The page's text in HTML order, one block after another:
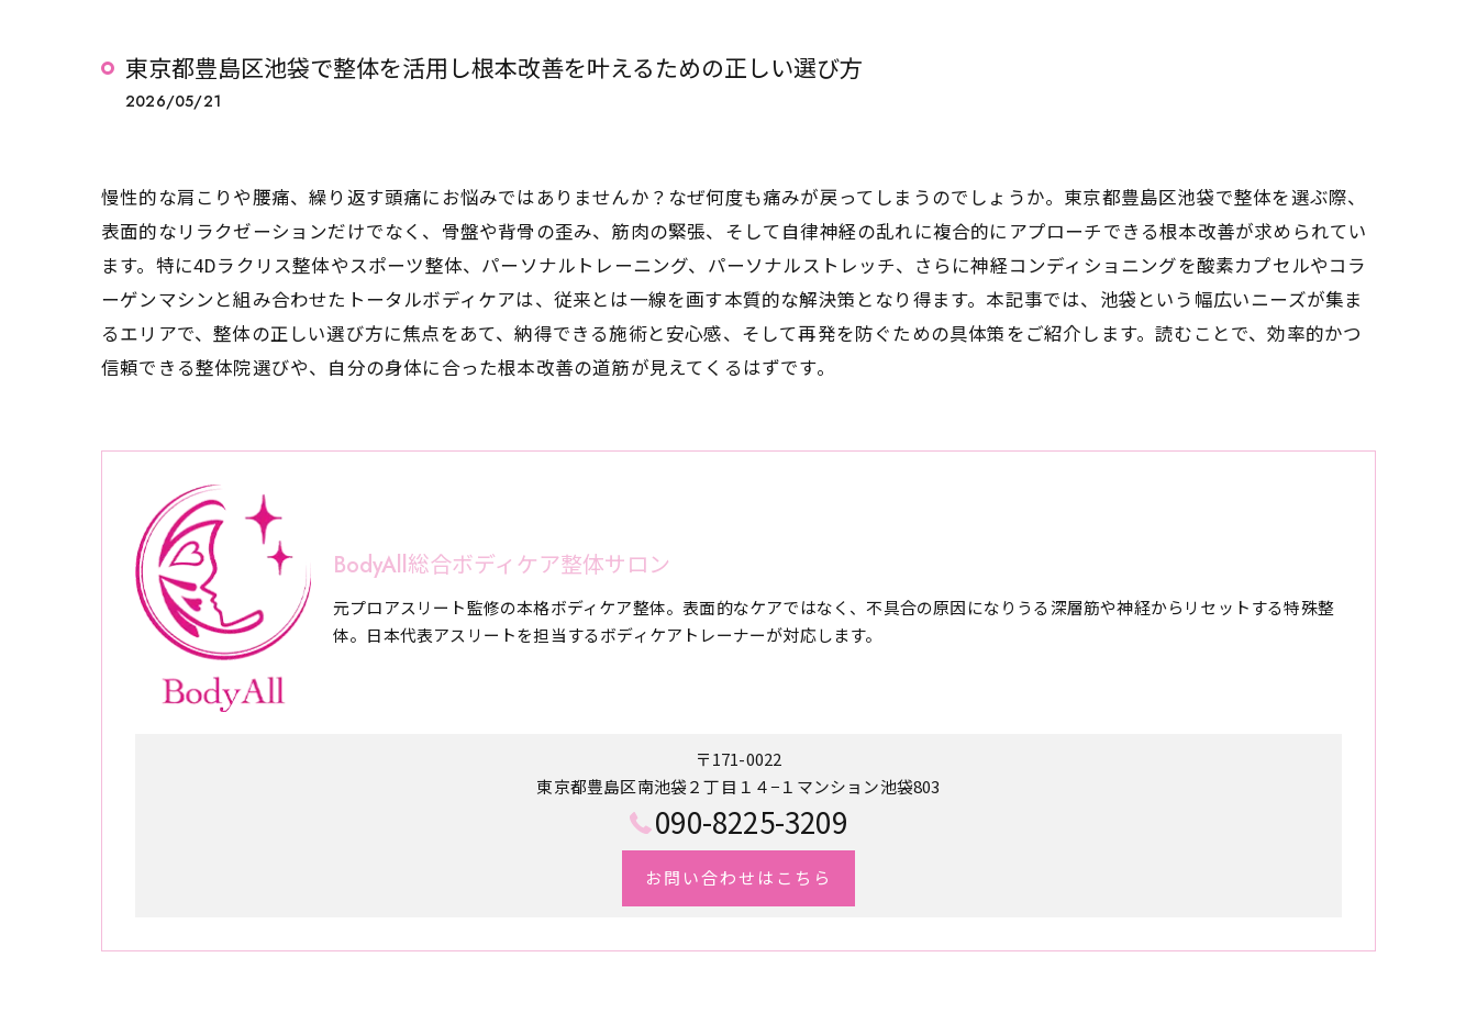
東京都豊島区池袋で整体を活用し根本改善を叶えるための正しい選び方
2026/05/21
慢性的な肩こりや腰痛、繰り返す頭痛にお悩みではありませんか？なぜ何度も痛みが戻ってしまうのでしょうか。東京都豊島区池袋で整体を選ぶ際、
表面的なリラクゼーションだけでなく、骨盤や背骨の歪み、筋肉の緊張、そして自律神経の乱れに複合的にアプローチできる根本改善が求められてい
ます。特に4Dラクリス整体やスポーツ整体、パーソナルトレーニング、パーソナルストレッチ、さらに神経コンディショニングを酸素カプセルやコラ
ーゲンマシンと組み合わせたトータルボディケアは、従来とは一線を画す本質的な解決策となり得ます。本記事では、池袋という幅広いニーズが集ま
るエリアで、整体の正しい選び方に焦点をあて、納得できる施術と安心感、そして再発を防ぐための具体策をご紹介します。読むことで、効率的かつ
信頼できる整体院選びや、自分の身体に合った根本改善の道筋が見えてくるはずです。
BodyAll総合ボディケア整体サロン
元プロアスリート監修の本格ボディケア整体。表面的なケアではなく、不具合の原因になりうる深層筋や神経からリセットする特殊整
体。日本代表アスリートを担当するボディケアトレーナーが対応します。
〒171-0022
東京都豊島区南池袋２丁目１４−１マンション池袋803
090-8225-3209
お問い合わせはこちら